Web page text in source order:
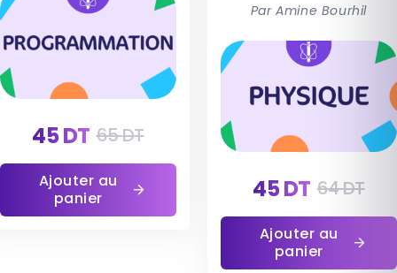
45DT 65DT
Ajouter au
panier
Par Amine Bourhil
45DT 64DT
Ajouter au
panier